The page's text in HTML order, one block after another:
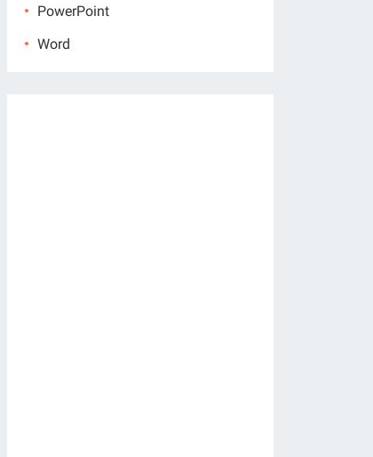
PowerPoint
Word